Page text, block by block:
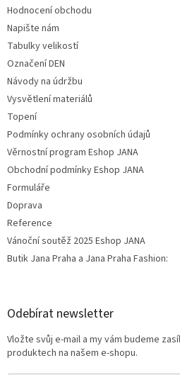
Hodnocení obchodu
Napište nám
Tabulky velikostí
Označení DEN
Návody na údržbu
Vysvětlení materiálů
Topení
Podmínky ochrany osobních údajů
Věrnostní program Eshop JANA
Obchodní podmínky Eshop JANA
Formuláře
Doprava
Reference
Vánoční soutěž 2025 Eshop JANA
Butik Jana Praha a Jana Praha Fashion:
Odebírat newsletter
Vložte svůj e-mail a my vám budeme
produktech na našem e-shopu.